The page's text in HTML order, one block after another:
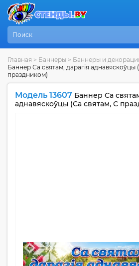
Главная > Баннеры > Баннеры и
Баннер Са святам, дарагія аднавяскоўцы
праздником)
Модель 13607 Баннер Са
аднавяскоўцы (Са святам, С